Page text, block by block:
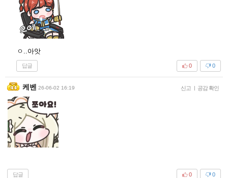
ㅇ..아앗
답글 0
0
케벤 26-06-02 16:19 신고 | 공감 확인
답글 0
0